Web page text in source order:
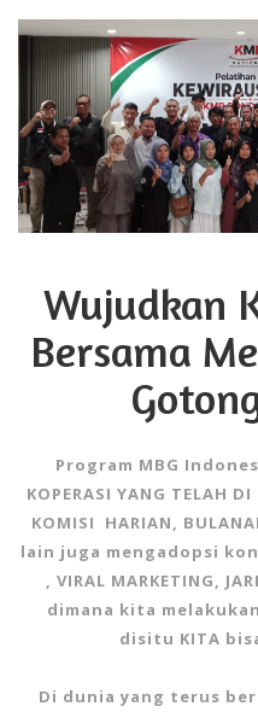
Wujudkan
Bersama
Program MBG
KOPERASI YANG TELAH
KOMISI HARIAN,
lain juga mengadopsi
, VIRAL MARKETING,
dimana kita
disitu KITA
Di dunia yang terus